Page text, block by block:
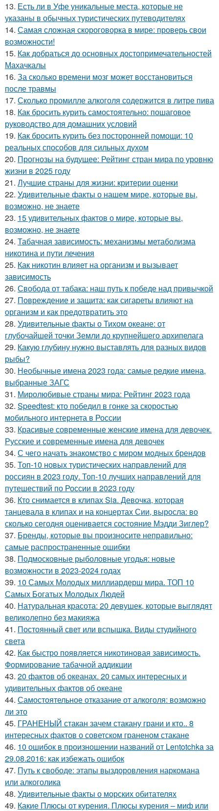
13. Есть ли в Уфе уникальные места, которые не
указаны в обычных туристических путеводителях
14. Самая сложная скороговорка в мире: проверь свои
возможности!
15. Как добраться до основных достопримечательностей
Махачкалы
16. За сколько времени мозг может восстановиться
после травмы
17. Сколько промилле алкоголя содержится в литре пива
18. Как бросить курить самостоятельно: пошаговое
руководство для домашних условий
19. Как бросить курить без посторонней помощи: 10
реальных способов для сильных духом
20. Прогнозы на будущее: Рейтинг стран мира по уровню
жизни в 2025 году
21. Лучшие страны для жизни: критерии оценки
22. Удивительные факты о нашем мире, которые вы,
возможно, не знаете
23. 15 удивительных фактов о мире, которые вы,
возможно, не знаете
24. Табачная зависимость: механизмы метаболизма
никотина и пути лечения
25. Как никотин влияет на организм и вызывает
зависимость
26. Свобода от табака: наш путь к победе над привычкой
27. Повреждение и защита: как сигареты влияют на
организм и как предотвратить это
28. Удивительные факты о Тихом океане: от
глубочайшей точки Земли до крупнейшего архипелага
29. Какую глубину нужно выставлять для разных видов
рыбы?
30. Необычные имена 2023 года: самые редкие имена,
выбранные ЗАГС
31. Миролюбивые страны мира: Рейтинг 2023 года
32. Speedtest: кто победил в гонке за скоростью
мобильного интернета в России
33. Красивые современные женские имена для девочек.
Русские и современные имена для девочек
34. С чего начать знакомство с миром модных брендов
35. Топ-10 новых туристических направлений для
россиян в 2023 году. Топ-10 лучших направлений для
путешествий по России в 2023 году
36. Кто снимается в клипах Sia. Девочка, которая
танцевала в клипах и на концертах Сии, выросла: во
сколько сегодня оценивается состояние Мэдди Зиглер?
37. Бренды, которые вы произносите неправильно:
самые распространенные ошибки
38. Подмосковные рыболовные угодья: новые
возможности в 2023-2024 годах
39. 10 Самых Молодых миллиардерш мира. ТОП 10
Самых Богатых Молодых Людей
40. Натуральная красота: 20 девушек, которые выглядят
великолепно без макияжа
41. Постоянный свет или вспышка. Виды студийного
света
42. Как быстро появляется никотиновая зависимость.
Формирование табачной аддикции
43. 20 фактов об океанах. 20 самых интересных и
удивительных фактов об океане
44. Самостоятельное отказание от алкоголя: возможно
ли это
45. ГРАНЕНЫЙ стакан зачем стакану грани и кто.. 8
интересных фактов о советском граненом стакане
46. 10 ошибок в произношении названий от Lentotchka за
29.08.2016: как избежать ошибок
47. Путь к свободе: этапы выздоровления наркомана
или алкоголика
48. Удивительные факты о морских обитателях
49. Какие Плюсы от курения. Плюсы курения – миф или